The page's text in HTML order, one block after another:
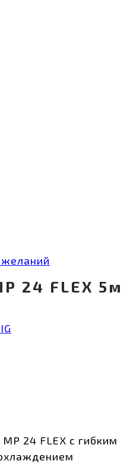
желаний
24 FLEX 5м
24 FLEX с гибким